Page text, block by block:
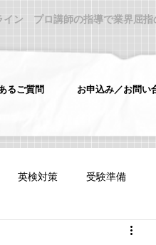
ン プロ講師の指導で業界屈指
るご質問 お申込み／お問い
英検対策 受験準備